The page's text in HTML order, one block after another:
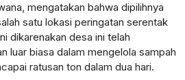
mengatakan bahwa dipilihnya
satu lokasi peringatan serentak
dikarenakan desa ini telah
luar biasa dalam mengelola sampah
ratusan ton dalam dua hari.